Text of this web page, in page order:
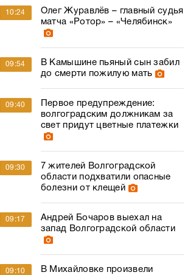
10:24
Олег Журавлёв – главный судья
матча «Ротор» – «Челябинск»
09:54
В Камышине пьяный сын забил
до смерти пожилую мать
09:40
Первое предупреждение:
волгоградским должникам за
свет придут цветные платежки
09:30
7 жителей Волгоградской
области подхватили опасные
болезни от клещей
09:17
Андрей Бочаров выехал на
запад Волгоградской области
09:10
В Михайловке произвели